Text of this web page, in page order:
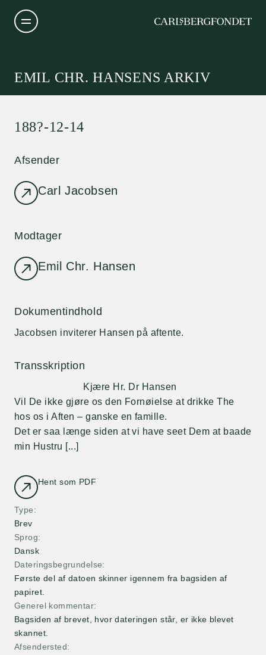
EMIL CHR. HANSENS ARKIV
Hent som PDF
Type
Brev
Sprog
Dansk
Dateringsbegrundelse
Første del af datoen skinner igennem fra bagsiden af
papiret.
Generel kommentar
Bagsiden af brevet, hvor dateringen står, er ikke blevet
skannet.
Afsendersted
188?-12-14
Afsender
Carl Jacobsen
Modtager
Emil Chr. Hansen
Dokumentindhold
Jacobsen inviterer Hansen på aftente.
Transskription
Kjære Hr. Dr Hansen
Vil De ikke gjøre os den Fornøielse at drikke The
hos os i Aften – ganske en famille.
Det er saa længe siden at vi have seet Dem at baade
min Hustru [...]